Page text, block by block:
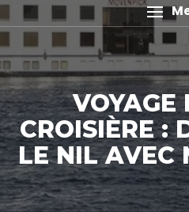
VOYAGE
CROISIÈRE :
LE NIL AVEC